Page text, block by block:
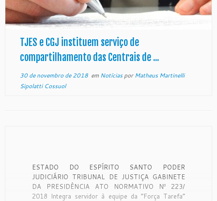
TJES e CGJ instituem serviço de
compartilhamento das Centrais de ...
30 de novembro de 2018em NotíciasporMatheus Martinelli
Sipolatti Cossuol
ESTADO DO ESPÍRITO SANTO PODER
JUDICIÁRIO TRIBUNAL DE JUSTIÇA GABINETE
DA PRESIDÊNCIA ATO NORMATIVO Nº 223/
2018 Integra servidor à equipe da “Força Tarefa”